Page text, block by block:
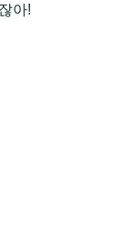
아!